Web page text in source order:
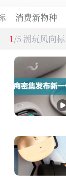
消费新物种
1/5 潮玩风向标